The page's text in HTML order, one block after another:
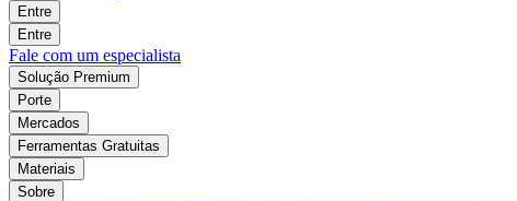
Entre
Entre
Fale com um especialista
Solução Premium
Porte
Mercados
Ferramentas Gratuitas
Materiais
Sobre